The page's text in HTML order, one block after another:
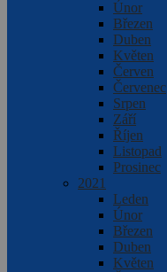
Únor
Březen
Duben
Květen
Červen
Červenec
Srpen
Září
Říjen
Listopad
Prosinec
2021
Leden
Únor
Březen
Duben
Květen